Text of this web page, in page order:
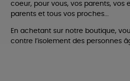
coeur, pour vous, vos parents, vos
parents et tous vos proches...
En achetant sur notre boutique,
contre l’isolement des personnes